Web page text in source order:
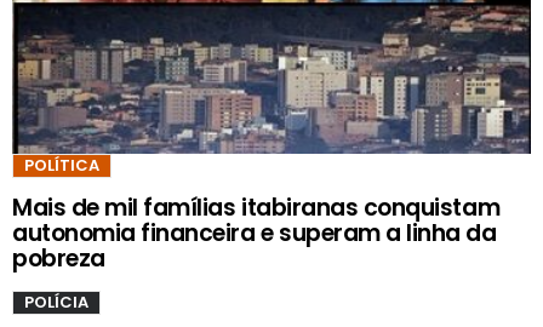
POLÍTICA
Mais de mil famílias itabiranas conquistam
autonomia financeira e superam a linha da
pobreza
POLÍCIA